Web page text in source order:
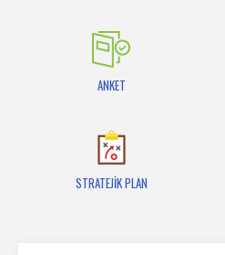
ANKET
STRATEJİK PLAN